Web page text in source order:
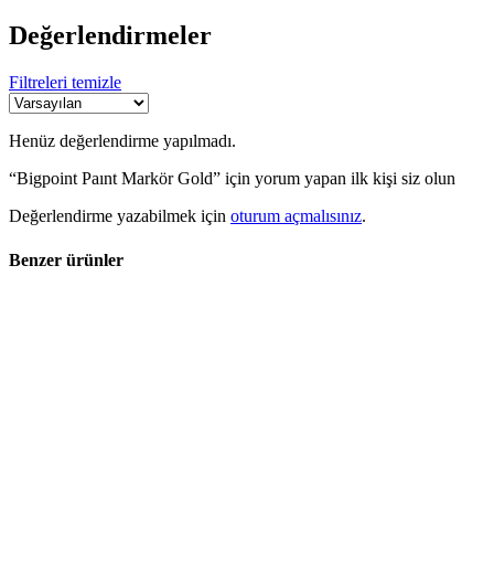
Değerlendirmeler
Filtreleri temizle
Henüz değerlendirme yapılmadı.
“Bigpoint Paınt Markör Gold” için yorum yapan ilk kişi siz olun
Değerlendirme yazabilmek için oturum açmalısınız.
Benzer ürünler